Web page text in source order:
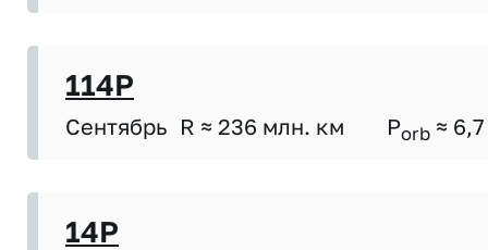
114P
Сентябрь R ≈ 236 млн. км Porb ≈ 6,7
14P